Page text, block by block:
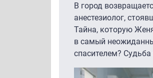
В город
анестезиолог,
Тайна, которую
в самый
спасителем? Судьба